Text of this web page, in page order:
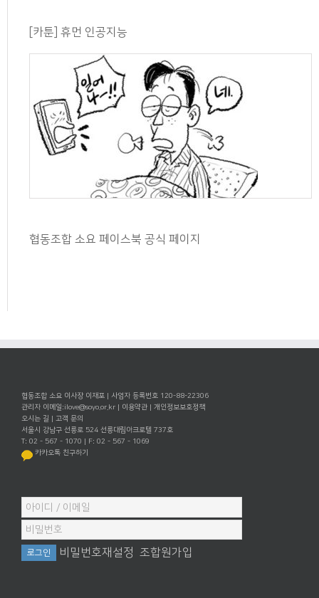
[카툰] 휴먼 인공지능
협동조합 소요 페이스북 공식 페이지
협동조합 소요 이사장 이재포 | 사업자 등록번호 120-88-22306
관리자 이메일:ilove@soyo.or.kr | 이용약관 | 개인정보보호정책
오시는 길 | 고객 문의
서울시 강남구 선릉로 524 선릉대림아크로텔 737호
T: 02 - 567 - 1070 | F: 02 - 567 - 1069
카카오톡 친구하기
비밀번호재설정 조합원가입